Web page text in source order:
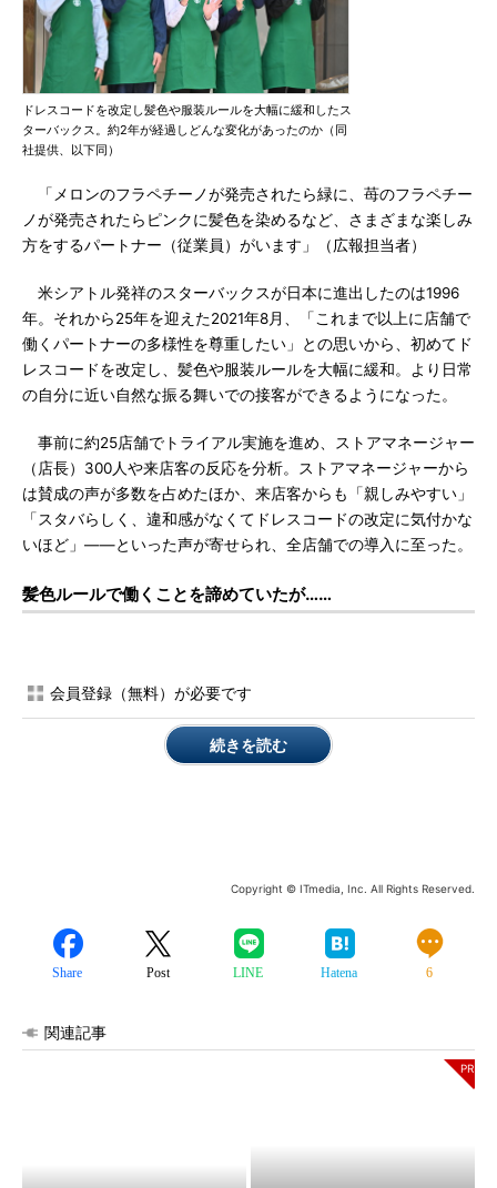
ドレスコードを改定し髪色や服装ルールを大幅に緩和したス
ターバックス。約2年が経過しどんな変化があったのか（同
社提供、以下同）
「メロンのフラペチーノが発売されたら緑に、苺のフラペチー
ノが発売されたらピンクに髪色を染めるなど、さまざまな楽しみ
方をするパートナー（従業員）がいます」（広報担当者）
米シアトル発祥のスターバックスが日本に進出したのは1996
年。それから25年を迎えた2021年8月、「これまで以上に店舗で
働くパートナーの多様性を尊重したい」との思いから、初めてド
レスコードを改定し、髪色や服装ルールを大幅に緩和。より日常
の自分に近い自然な振る舞いでの接客ができるようになった。
事前に約25店舗でトライアル実施を進め、ストアマネージャー
（店長）300人や来店客の反応を分析。ストアマネージャーから
は賛成の声が多数を占めたほか、来店客からも「親しみやすい」
「スタバらしく、違和感がなくてドレスコードの改定に気付かな
いほど」――といった声が寄せられ、全店舗での導入に至った。
髪色ルールで働くことを諦めていたが……
会員登録（無料）が必要です
続きを読む
Copyright © ITmedia, Inc. All Rights Reserved.
Share Post LINE Hatena 6
関連記事